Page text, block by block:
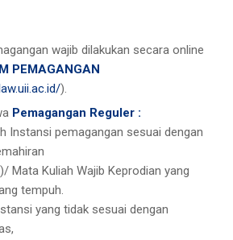
wajib dilakukan secara online
PEMAGANGAN
).
Pemagangan Reguler :
Instansi pemagangan sesuai dengan
Mata Kuliah Wajib Keprodian yang
tempuh.
yang tidak sesuai dengan